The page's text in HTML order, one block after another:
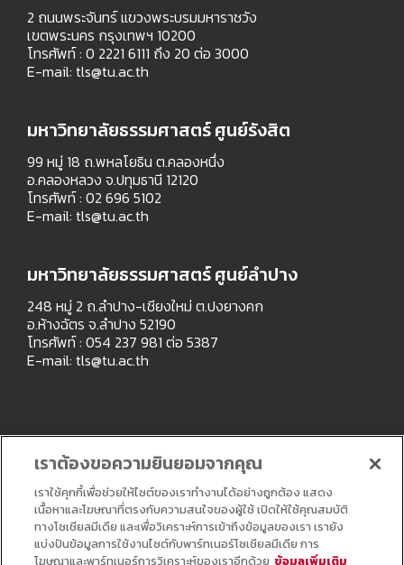
2 ถนนพระจันทร์ แขวงพระบรมมหาราชวัง
เขตพระนคร กรุงเทพฯ 10200
โทรศัพท์ : 0 2221 6111 ถึง 20 ต่อ 3000
E-mail: tls@tu.ac.th
มหาวิทยาลัยธรรมศาสตร์ ศูนย์รังสิต
99 หมู่ 18 ถ.พหลโยธิน ต.คลองหนึ่ง
อ.คลองหลวง จ.ปทุมธานี 12120
โทรศัพท์ : 02 696 5102
E-mail: tls@tu.ac.th
มหาวิทยาลัยธรรมศาสตร์ ศูนย์ลำปาง
248 หมู่ 2 ถ.ลำปาง-เชียงใหม่ ต.ปงยางคก
อ.ห้างฉัตร จ.ลำปาง 52190
โทรศัพท์ : 054 237 981 ต่อ 5387
E-mail: tls@tu.ac.th
เราต้องขอความยินยอมจากคุณ
เราใช้คุกกี้เพื่อช่วยให้ไซต์ของเราทำงานได้อย่างถูกต้อง แสดง
เนื้อหาและโฆษณาที่ตรงกับความสนใจของผู้ใช้ เปิดให้ใช้คุณสมบัติ
ทางโซเชียลมีเดีย และเพื่อวิเคราะห์การเข้าถึงข้อมูลของเรา เรายัง
แบ่งปันข้อมูลการใช้งานไซต์กับพาร์ทเนอร์โซเชียลมีเดีย การ
โฆษณาและพาร์ทเนอร์การวิเคราะห์ของเราอีกด้วย ข้อมูลเพิ่มเติม